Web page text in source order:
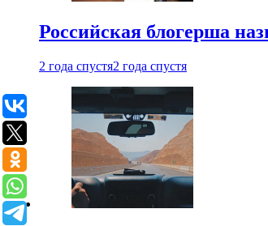
Российская блогерша
2 года спустя2 года спустя